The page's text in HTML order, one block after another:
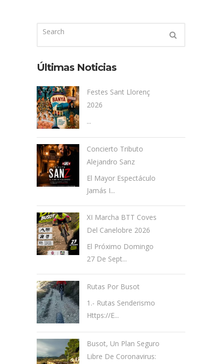
Últimas Noticias
Festes Sant Llorenç
2026
...
Concierto Tributo
Alejandro Sanz
El Mayor Espectáculo
Jamás I...
XI Marcha BTT Coves
Del Canelobre 2026
El Próximo Domingo
27 De Sept...
Rutas Por Busot
1.- Rutas Senderismo
Https://e...
Busot, Un Plan Seguro
Libre De Coronavirus: